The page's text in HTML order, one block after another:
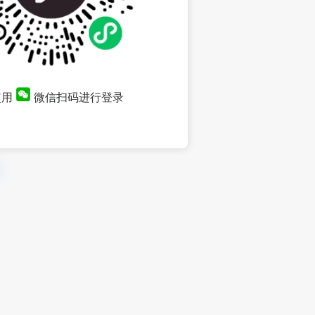
微信扫码进行登录